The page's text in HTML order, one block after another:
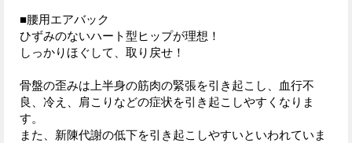
■腰用エアバック
ひずみのないハート型ヒップが理想！
しっかりほぐして、取り戻せ！
骨盤の歪みは上半身の筋肉の緊張を引き起こし、血行不
良、冷え、肩こりなどの症状を引き起こしやすくなりま
す。
また、新陳代謝の低下を引き起こしやすいといわれていま